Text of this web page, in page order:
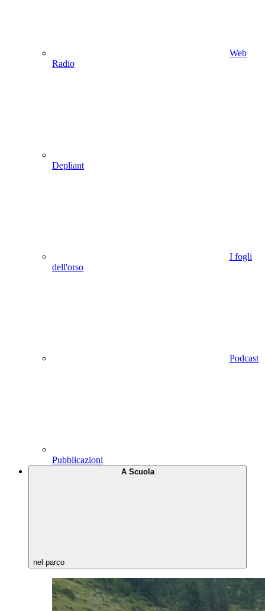
Web
Radio
Depliant
I fogli
dell'orso
Podcast
Pubblicazioni
A Scuola
nel parco